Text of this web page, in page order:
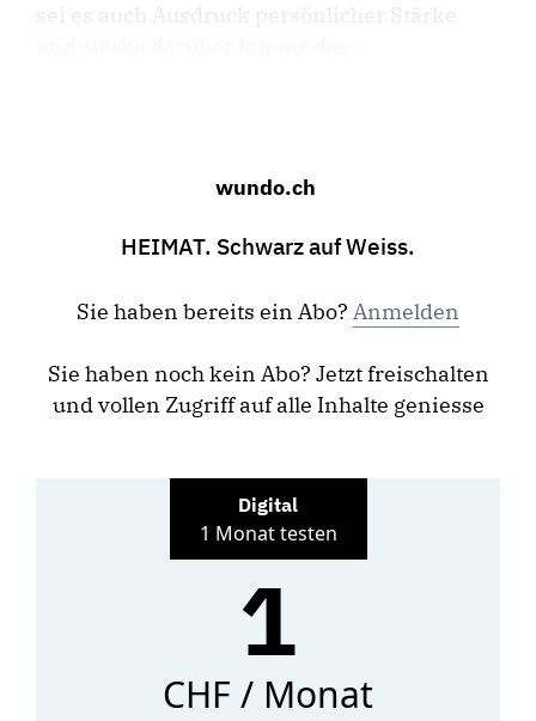
sei es auch Ausdruck persönlicher Stärke
wundo.ch
HEIMAT. Schwarz auf Weiss.
Sie haben bereits ein Abo? Anmelden
Sie haben noch kein Abo? Jetzt freischalten
und vollen Zugriff auf alle Inhalte geniesse
Digital
1 Monat testen
1
CHF / Monat